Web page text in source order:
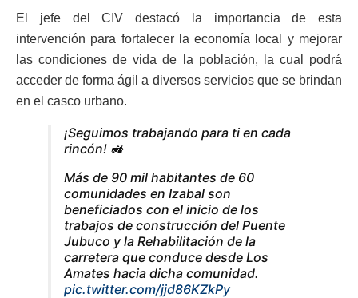
El jefe del CIV destacó la importancia de esta
intervención para fortalecer la economía local y mejorar
las condiciones de vida de la población, la cual podrá
acceder de forma ágil a diversos servicios que se brindan
en el casco urbano.
¡Seguimos trabajando para ti en cada
rincón! 🚜
Más de 90 mil habitantes de 60
comunidades en Izabal son
beneficiados con el inicio de los
trabajos de construcción del Puente
Jubuco y la Rehabilitación de la
carretera que conduce desde Los
Amates hacia dicha comunidad.
pic.twitter.com/jjd86KZkPy